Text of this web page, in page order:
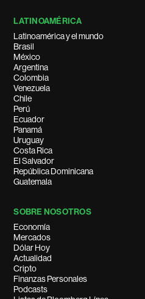
LATINOAMÉRICA
Latinoamérica y el mundo
Brasil
México
Argentina
Colombia
Venezuela
Chile
Perú
Ecuador
Panamá
Uruguay
Costa Rica
El Salvador
República Dominicana
Guatemala
SOBRE NOSOTROS
Economía
Mercados
Dólar Hoy
Actualidad
Cripto
Finanzas Personales
Podcasts